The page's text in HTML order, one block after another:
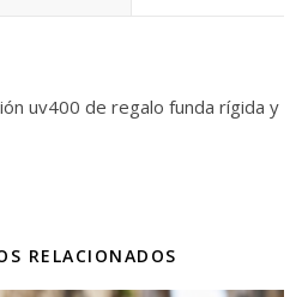
uv400 de regalo funda rígida y
RELACIONADOS